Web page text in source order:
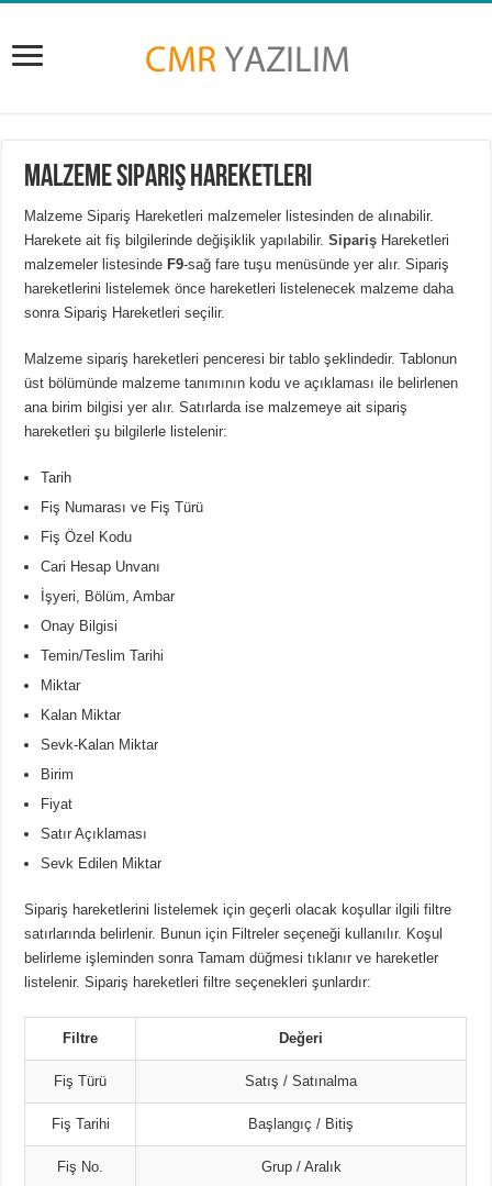
Malzeme Sipariş Hareketleri
Malzeme Sipariş Hareketleri malzemeler listesinden de alınabilir.
Harekete ait fiş bilgilerinde değişiklik yapılabilir.Sipariş Hareketleri
malzemeler listesinde F9-sağ fare tuşu menüsünde yer alır. Sipariş
hareketlerini listelemek önce hareketleri listelenecek malzeme daha
sonra Sipariş Hareketleri seçilir.
Malzeme sipariş hareketleri penceresi bir tablo şeklindedir. Tablonun
üst bölümünde malzeme tanımının kodu ve açıklaması ile belirlenen
ana birim bilgisi yer alır. Satırlarda ise malzemeye ait sipariş
hareketleri şu bilgilerle listelenir:
Tarih
Fiş Numarası ve Fiş Türü
Fiş Özel Kodu
Cari Hesap Unvanı
İşyeri, Bölüm, Ambar
Onay Bilgisi
Temin/Teslim Tarihi
Miktar
Kalan Miktar
Sevk-Kalan Miktar
Birim
Fiyat
Satır Açıklaması
Sevk Edilen Miktar
Sipariş hareketlerini listelemek için geçerli olacak koşullar ilgili filtre
satırlarında belirlenir. Bunun için Filtreler seçeneği kullanılır. Koşul
belirleme işleminden sonra Tamam düğmesi tıklanır ve hareketler
listelenir. Sipariş hareketleri filtre seçenekleri şunlardır:
Filtre Değeri
Fiş Türü Satış / Satınalma
Fiş Tarihi Başlangıç / Bitiş
Fiş No. Grup / Aralık